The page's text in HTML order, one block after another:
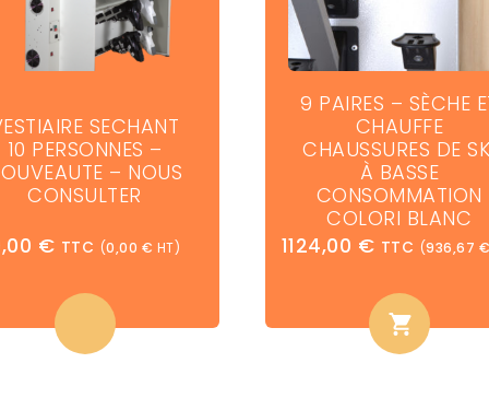
SECHANT
10 PERSONNES –
– NOUS
CONSULTER
€ TTC (0,00 € HT)
9 PAIRES – SÈCHE
CHAUFFE
CHAUSSURES DE
À BASSE
CONSOMMATION
COLORI BLANC
1124,00 € TTC (936,67